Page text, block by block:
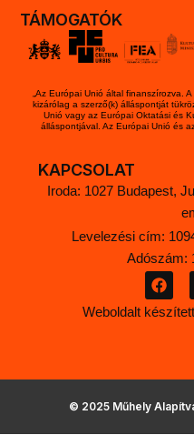
TÁMOGATÓK
„Az Európai Unió által finanszírozva.
kizárólag a szerző(k) álláspontját
Unió vagy az Európai Oktatási és
álláspontjával. Az Európai Unió és
KAPCSOLAT
Iroda: 1027 Budapest,
Levelezési cím:
Adószám:
F
a
c
Weboldalt
© 2025 Műhely